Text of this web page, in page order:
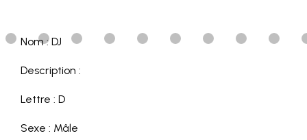
Nom : DJ
Description :
Lettre : D
Sexe : Mâle